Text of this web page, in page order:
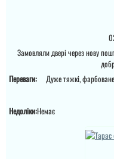
товстелезні та теплі, що
одразу стало помітно
Магазину і виробнику
Замовляли двері через нову
Переваги:
Дуже тяжкі,
Недоліки:Немає